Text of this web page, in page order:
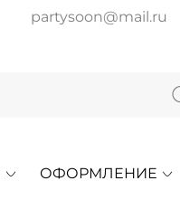
partysoon@mail.ru
ОФОРМЛЕНИЕ